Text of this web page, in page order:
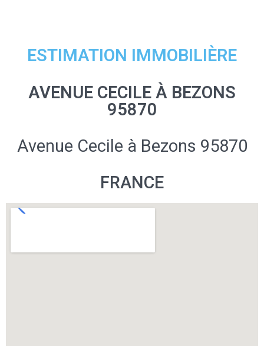
ESTIMATION IMMOBILIÈRE
AVENUE CECILE À BEZONS
95870
Avenue Cecile à Bezons 95870
FRANCE